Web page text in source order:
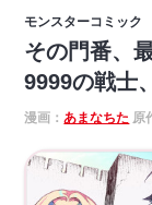
モンスターコミック
その門番、
9999の戦士
漫画：あまなちた 原